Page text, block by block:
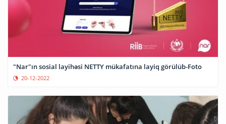
"Nar"ın sosial layihəsi NETTY mükafatına layiq görülüb-Foto
20-12-2022